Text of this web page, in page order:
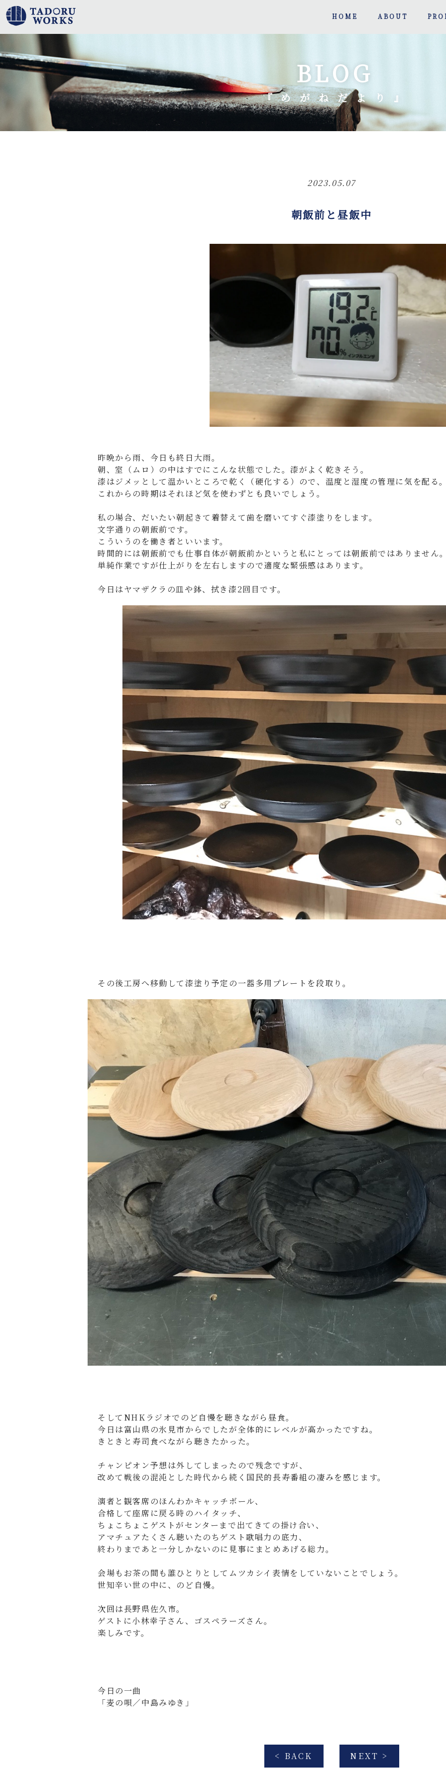
HOME ABOUT
BLOG
『 め が ね だ よ り 』
2023.05.07
朝飯前と昼飯中
昨晩から雨、今日も終日大雨。
朝、室（ムロ）の中はすでにこんな状態でした。漆がよく乾きそう。
漆はジメッとして温かいところで乾く（硬化する）ので、温度と湿度の管理に気を配る
これからの時期はそれほど気を使わずとも良いでしょう。
私の場合、だいたい朝起きて着替えて歯を磨いてすぐ漆塗りをします。
文字通りの朝飯前です。
こういうのを働き者といいます。
時間的には朝飯前でも仕事自体が朝飯前かというと私にとっては朝飯前ではありません
単純作業ですが仕上がりを左右しますので適度な緊張感はあります。
今日はヤマザクラの皿や鉢、拭き漆2回目です。
その後工房へ移動して漆塗り予定の一器多用プレートを段取り。
そしてNHKラジオでのど自慢を聴きながら昼食。
今日は富山県の氷見市からでしたが全体的にレベルが高かったですね。
きときと寿司食べながら聴きたかった。
チャンピオン予想は外してしまったので残念ですが、
改めて戦後の混沌とした時代から続く国民的長寿番組の凄みを感じます。
演者と観客席のほんわかキャッチボール、
合格して座席に戻る時のハイタッチ、
ちょこちょこゲストがセンターまで出てきての掛け合い、
アマチュアたくさん聴いたのちゲスト歌唱力の底力、
終わりまであと一分しかないのに見事にまとめあげる総力。
会場もお茶の間も誰ひとりとしてムツカシイ表情をしていないことでしょう。
世知辛い世の中に、のど自慢。
次回は長野県佐久市。
ゲストに小林幸子さん、ゴスペラーズさん。
楽しみです。
今日の一曲
「麦の唄／中島みゆき」
< BACK NEXT >